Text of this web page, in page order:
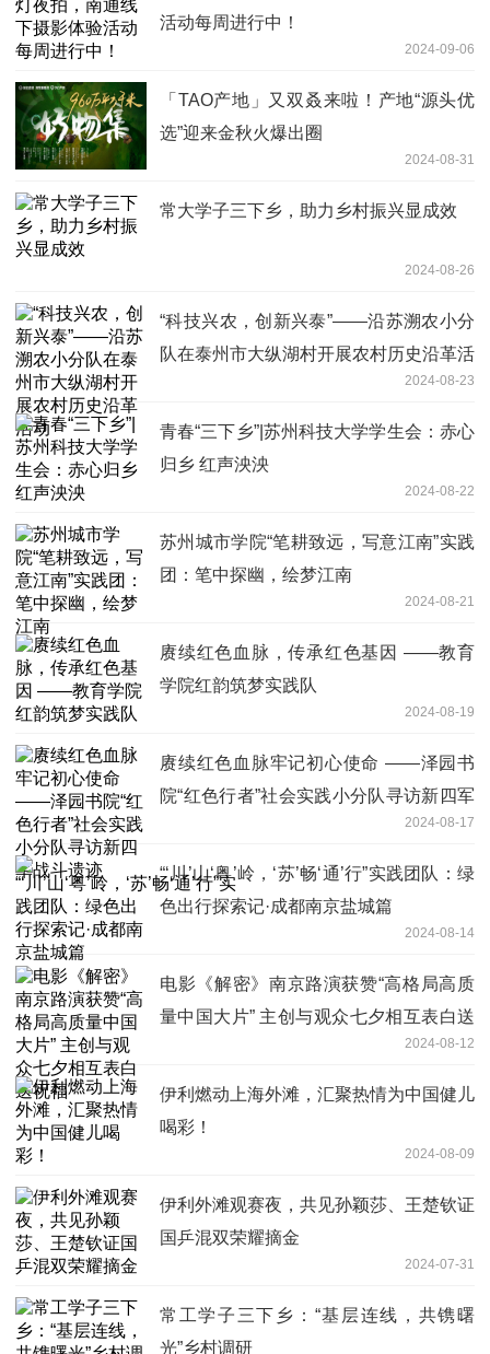
活动每周进行中！
2024-09-06
「TAO产地」又双叒来啦！产地“源头优
选”迎来金秋火爆出圈
2024-08-31
常大学子三下乡，助力乡村振兴显成效
2024-08-26
“科技兴农，创新兴泰”——沿苏溯农小分
队在泰州市大纵湖村开展农村历史沿革活
2024-08-23
青春“三下乡”|苏州科技大学学生会：赤心
归乡 红声泱泱
2024-08-22
苏州城市学院“笔耕致远，写意江南”实践
团：笔中探幽，绘梦江南
2024-08-21
赓续红色血脉，传承红色基因 ——教育
学院红韵筑梦实践队
2024-08-19
赓续红色血脉牢记初心使命 ——泽园书
院“红色行者”社会实践小分队寻访新四军
2024-08-17
“‘川’山‘粤’岭，‘苏’畅‘通’行”实践团队：绿
色出行探索记·成都南京盐城篇
2024-08-14
电影《解密》南京路演获赞“高格局高质
量中国大片” 主创与观众七夕相互表白送
2024-08-12
伊利燃动上海外滩，汇聚热情为中国健儿
喝彩！
2024-08-09
伊利外滩观赛夜，共见孙颖莎、王楚钦证
国乒混双荣耀摘金
2024-07-31
常工学子三下乡：“基层连线，共镌曙
光”乡村调研